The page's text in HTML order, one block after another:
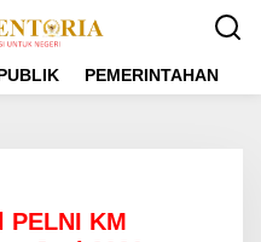
PEMERINTAHAN
PELNI KM